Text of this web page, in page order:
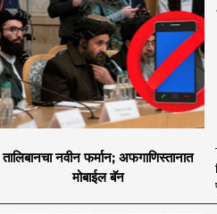
तालिबानचा नवीन फर्मान; अफगाणिस्तानात
मोबाईल बॅन